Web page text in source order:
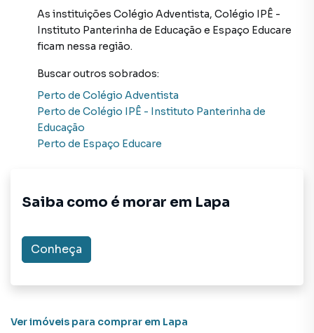
As instituições Colégio Adventista, Colégio IPÊ -
Instituto Panterinha de Educação e Espaço Educare
ficam nessa região.
Buscar outros sobrados:
Perto de Colégio Adventista
Perto de Colégio IPÊ - Instituto Panterinha de
Educação
Perto de Espaço Educare
Saiba como é morar em Lapa
Conheça
Ver imóveis para comprar em Lapa